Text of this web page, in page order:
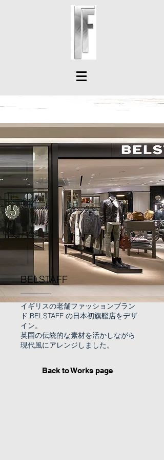
​BELSTAFF
イギリスの老舗ファッションブラン
ド BELSTAFF の日本初旗艦店をデザ
イン。
英国の伝統的な素材を活かしながら
現代風にアレンジしました。
Back to Works page